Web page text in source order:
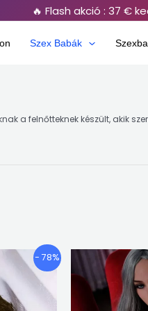
🔥 Flash akció : 37 €
Szex Babák
a felnőtteknek készült, akik
- 78%
Árkategória:
€795.87
keresztül
€1,008.04
Ennek
terméknek